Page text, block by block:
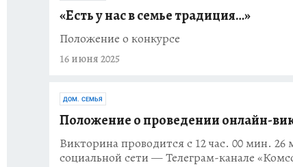
«Есть у нас в семье традиция…»
Положение о конкурсе
16 июня 2025
ДОМ. СЕМЬЯ
Положение о проведении онлайн-
Викторина проводится с 12 час. 00 мин. 26
социальной сети — Телеграм-канале